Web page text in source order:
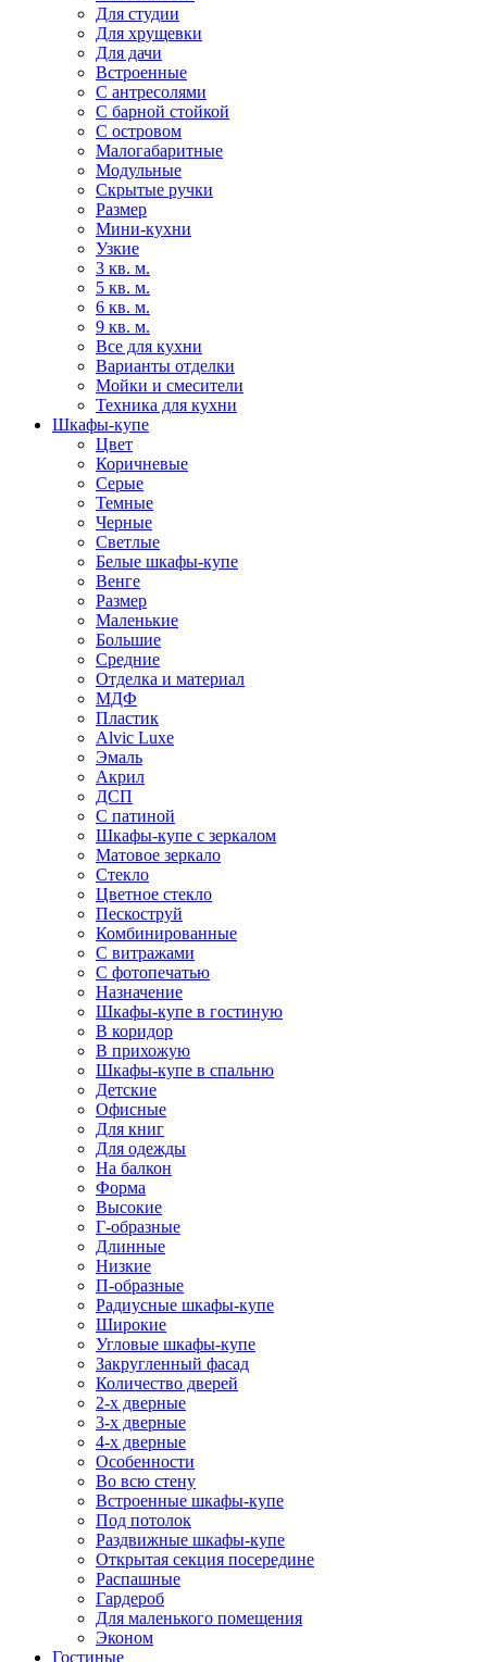
Для студии
Для хрущевки
Для дачи
Встроенные
С антресолями
С барной стойкой
С островом
Малогабаритные
Модульные
Скрытые ручки
Размер
Мини-кухни
Узкие
3 кв. м.
5 кв. м.
6 кв. м.
9 кв. м.
Все для кухни
Варианты отделки
Мойки и смесители
Техника для кухни
Шкафы-купе
Цвет
Коричневые
Серые
Темные
Черные
Светлые
Белые шкафы-купе
Венге
Размер
Маленькие
Большие
Средние
Отделка и материал
МДФ
Пластик
Alvic Luxe
Эмаль
Акрил
ДСП
С патиной
Шкафы-купе с зеркалом
Матовое зеркало
Стекло
Цветное стекло
Пескоструй
Комбинированные
С витражами
С фотопечатью
Назначение
Шкафы-купе в гостиную
В коридор
В прихожую
Шкафы-купе в спальню
Детские
Офисные
Для книг
Для одежды
На балкон
Форма
Высокие
Г-образные
Длинные
Низкие
П-образные
Радиусные шкафы-купе
Широкие
Угловые шкафы-купе
Закругленный фасад
Количество дверей
2-х дверные
3-х дверные
4-х дверные
Особенности
Во всю стену
Встроенные шкафы-купе
Под потолок
Раздвижные шкафы-купе
Открытая секция посередине
Распашные
Гардероб
Для маленького помещения
Эконом
Гостиные